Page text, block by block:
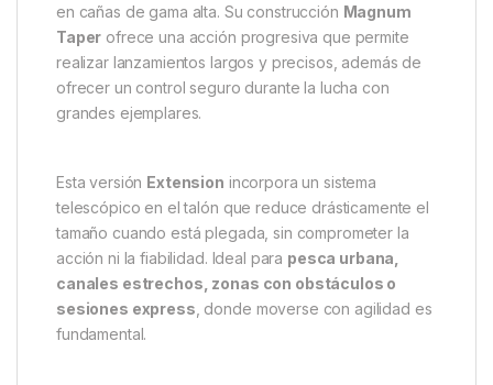
en cañas de gama alta. Su construcción Magnum
Taper ofrece una acción progresiva que permite
realizar lanzamientos largos y precisos, además de
ofrecer un control seguro durante la lucha con
grandes ejemplares.
Esta versión Extension incorpora un sistema
telescópico en el talón que reduce drásticamente el
tamaño cuando está plegada, sin comprometer la
acción ni la fiabilidad. Ideal para pesca urbana,
canales estrechos, zonas con obstáculos o
sesiones express , donde moverse con agilidad es
fundamental.